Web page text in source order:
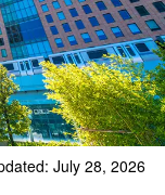
July 28, 2026